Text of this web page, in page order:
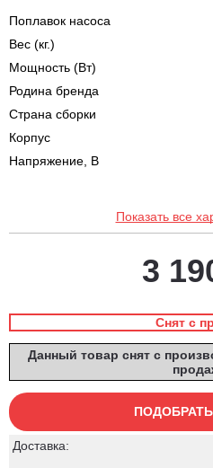
Поплавок насоса
Вес (кг.)
Мощность (Вт)
Родина бренда
Страна сборки
Корпус
Напряжение, В
Показать все
3
Снят с
Данный товар снят с
Доставка: